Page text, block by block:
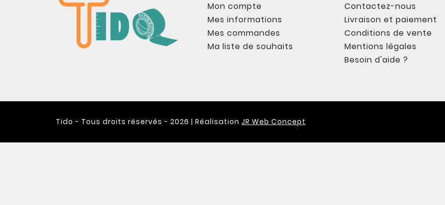
Mon compte
Mes informations
Mes commandes
Ma liste de souhaits
Contactez-nous
Livraison et paiement
Conditions de vente
Mentions légales
Besoin d'aide ?
Tido - Tous droits réservés - 2026 | Réalisation JR Web Concept